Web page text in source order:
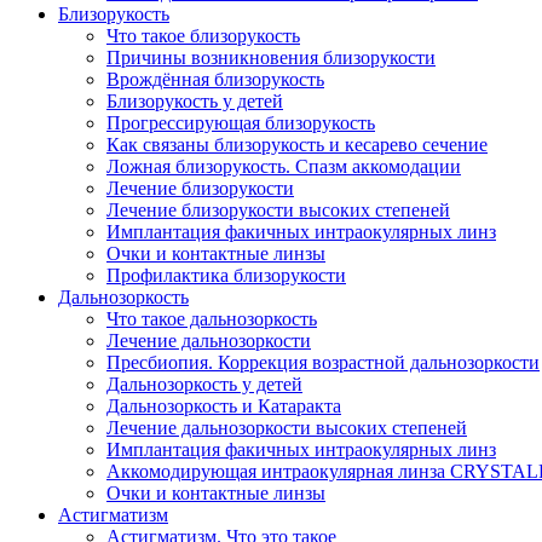
Близорукость
Что такое близорукость
Причины возникновения близорукости
Врождённая близорукость
Близорукость у детей
Прогрессирующая близорукость
Как связаны близорукость и кесарево сечение
Ложная близорукость. Спазм аккомодации
Лечение близорукости
Лечение близорукости высоких степеней
Имплантация факичных интраокулярных линз
Очки и контактные линзы
Профилактика близорукости
Дальнозоркость
Что такое дальнозоркость
Лечение дальнозоркости
Пресбиопия. Коррекция возрастной дальнозоркости
Дальнозоркость у детей
Дальнозоркость и Катаракта
Лечение дальнозоркости высоких степеней
Имплантация факичных интраокулярных линз
Аккомодирующая интраокулярная линза
Очки и контактные линзы
Астигматизм
Астигматизм. Что это такое